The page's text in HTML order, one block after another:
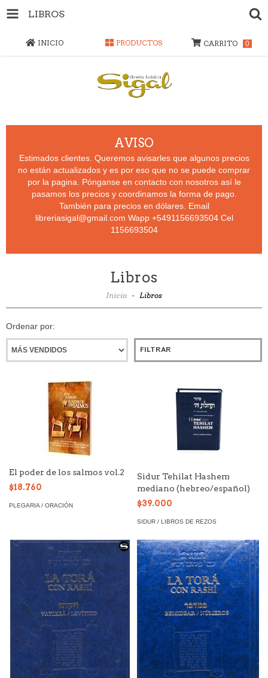
LIBROS
INICIO PRODUCTOS CARRITO 0
AVISO
Estimados clientes. Queremos avisarles que algunos precios
no están actualizados y es por eso que no se puede comprar
por la pagina. Pónganse en contacto con nosotros así le
pasamos los precios y coordinamos la forma de pago.
También para precios en dólares. Email
libreriasigal@gmail.com Wapp +5491156693504 Cel
1156693504
Libros
Inicio - Libros
Ordenar por:
FILTRAR
El poder de los salmos vol.2
$18.760
PLEGARIA / ORACIÓN
Sidur Tehilat Hashem
mediano (hebreo/español)
$39.000
SIDUR / LIBROS DE REZOS